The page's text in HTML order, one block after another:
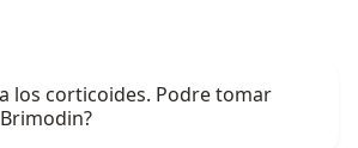
los corticoides. Podre tomar